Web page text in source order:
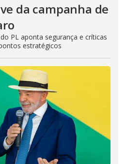
da campanha de
PL aponta segurança e críticas
estratégicos